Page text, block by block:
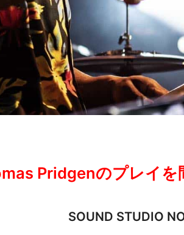
Pridgenのプレイを
SOUND STUDIO